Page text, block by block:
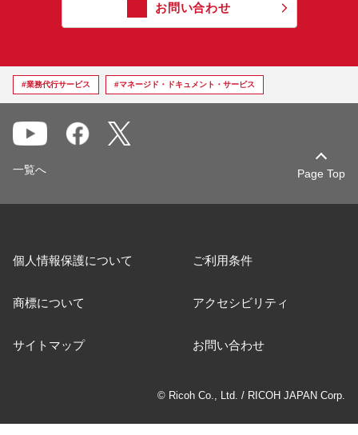
お問い合わせ
#業務代行サービス #マネージド・ドキュメント・サービス
Page Top
一覧へ
個人情報保護について ご利用条件
商標について アクセシビリティ
サイトマップ お問い合わせ
© Ricoh Co., Ltd. / RICOH JAPAN Corp.